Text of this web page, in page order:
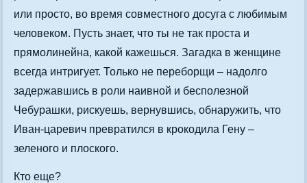
или просто, во время совместного досуга с любимым
человеком. Пусть знает, что ты не так проста и
прямолинейна, какой кажешься. Загадка в женщине
всегда интригует. Только не переборщи – надолго
задержавшись в роли наивной и бесполезной
Чебурашки, рискуешь, вернувшись, обнаружить, что
Иван-царевич превратился в крокодила Гену –
зеленого и плоского.
Кто еще?